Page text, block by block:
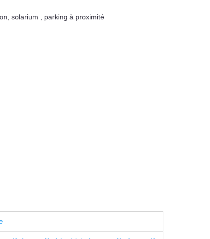
solarium parking à proximité